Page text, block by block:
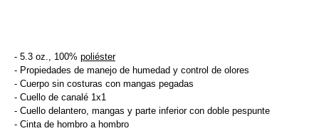
- 5.3 oz., 100% poliéster
- Propiedades de manejo de humedad y control de olores
- Cuerpo sin costuras con mangas pegadas
- Cuello de canalé 1x1
- Cuello delantero, mangas y parte inferior con doble pespunte
- Cinta de hombro a hombro